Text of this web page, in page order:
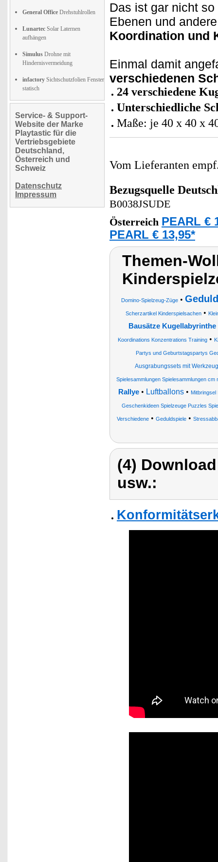
General Office Drehstuhlrollen
Lunartec Solar Laternen
aufhängen
Simulus Drohne mit
Hindernisvermeidung
infactory Sichtschutzfolien Fenster
statisch
Service- & Support-
Website der Marke
Playtastic für die
Vertriebsgebiete
Deutschland,
Österreich und
Schweiz
Datenschutz
Impressum
Das ist gar nicht
Ebenen und
Koordination und
Einmal damit
verschiedenen
24 verschiedene
Unterschiedliche
Maße: je 40 x 40 x
Vom Lieferanten
Bezugsquelle
B0038JSUDE
Österreich PEARL €
PEARL € 13,95*
Themen-
Domino-Spielzeug-Züge •
Scherzartikel Kinderspielsachen•
Bausätze Kugellabyrinthe
Koordinations Konzentrations Training•
Partys und Geburtstagspartys
Ausgrabungssets mit Werkzeug
Spielesammlungen Spielesammlungen cm
Rallye • Luftballons • Mitbringsel
Geschenkideen Spielzeuge Puzzles
Verschiedene • Geduldspiele •
(4)
usw.: